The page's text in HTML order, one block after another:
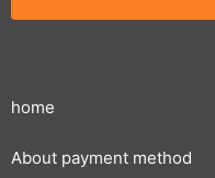
home
About payment method